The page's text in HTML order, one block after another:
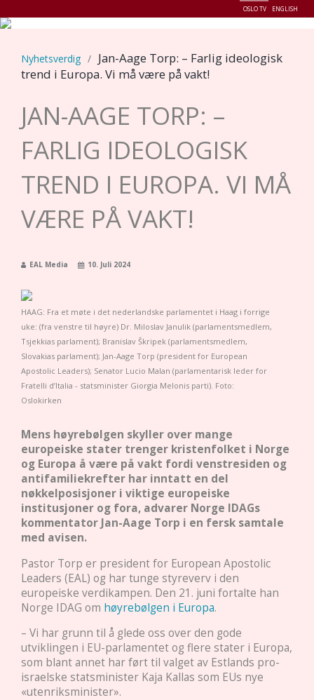
OSLO TV ENGLISH
Nyhetsverdig / Jan-Aage Torp: – Farlig ideologisk
trend i Europa. Vi må være på vakt!
JAN-AAGE TORP: –
FARLIG IDEOLOGISK
TREND I EUROPA. VI MÅ
VÆRE PÅ VAKT!
EAL Media 10. Juli 2024
HAAG: Fra et møte i det nederlandske parlamentet i Haag i forrige
uke: (fra venstre til høyre) Dr. Miloslav Janulik (parlamentsmedlem,
Tsjekkias parlament); Branislav Škripek (parlamentsmedlem,
Slovakias parlament); Jan-Aage Torp (president for European
Apostolic Leaders); Senator Lucio Malan (parlamentarisk leder for
Fratelli d’Italia - statsminister Giorgia Melonis parti). Foto:
Oslokirken
Mens høyrebølgen skyller over mange
europeiske stater trenger kristenfolket i Norge
og Europa å være på vakt fordi venstresiden og
antifamiliekrefter har inntatt en del
nøkkelposisjoner i viktige europeiske
institusjoner og fora, advarer Norge IDAGs
kommentator Jan-Aage Torp i en fersk samtale
med avisen.
Pastor Torp er president for European Apostolic
Leaders (EAL) og har tunge styreverv i den
europeiske verdikampen. Den 21. juni fortalte han
Norge IDAG om høyrebølgen i Europa.
– Vi har grunn til å glede oss over den gode
utviklingen i EU-parlamentet og flere stater i Europa,
som blant annet har ført til valget av Estlands pro-
israelske statsminister Kaja Kallas som EUs nye
«utenriksminister ».